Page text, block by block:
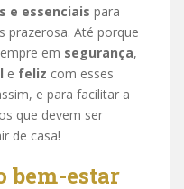
e essenciais para
prazerosa. Até porque
em segurança,
e feliz com esses
e para facilitar a
que devem ser
de casa!
bem-estar